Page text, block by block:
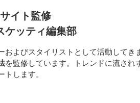
サイト監修
ケッティ編集部
よびスタイリストとして活動してき
を監修しています。トレンドに流され
します。